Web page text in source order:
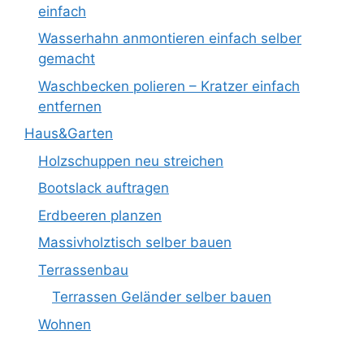
einfach
Wasserhahn anmontieren einfach selber
gemacht
Waschbecken polieren – Kratzer einfach
entfernen
Haus&Garten
Holzschuppen neu streichen
Bootslack auftragen
Erdbeeren planzen
Massivholztisch selber bauen
Terrassenbau
Terrassen Geländer selber bauen
Wohnen